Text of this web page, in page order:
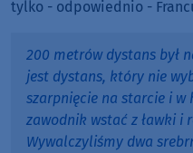
tylko - odpowiednio -
200 metrów dystans był
jest dystans, który nie
szarpnięcie na starcie i w
zawodnik wstać z ławki i
Wywalczyliśmy dwa